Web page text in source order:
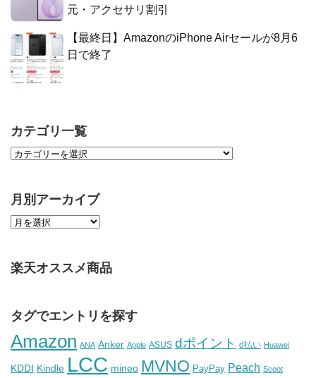
元・アクセサリ割引
【最終日】AmazonのiPhone Airセールが8月6
日で終了
カテゴリ一覧
月別アーカイブ
楽天オススメ商品
タグでエントリを探す
Amazon ANA Anker Apple ASUS dポイント d払い Huawei
KDDI Kindle LCC mineo MVNO PayPay Peach Scoot